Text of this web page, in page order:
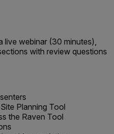
live webinar (30 minutes),
with review questions
Planning Tool
the Raven Tool